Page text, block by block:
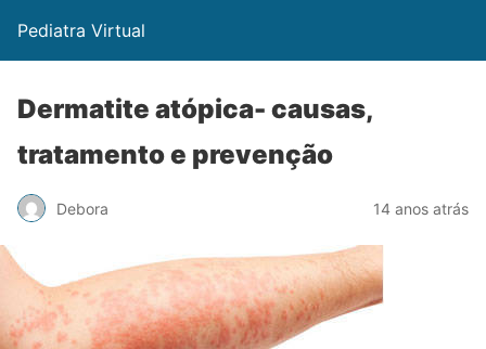
Pediatra Virtual
Dermatite atópica- causas,
tratamento e prevenção
Debora 14 anos atrás